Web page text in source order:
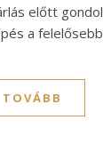
előtt
a
TOVÁBB